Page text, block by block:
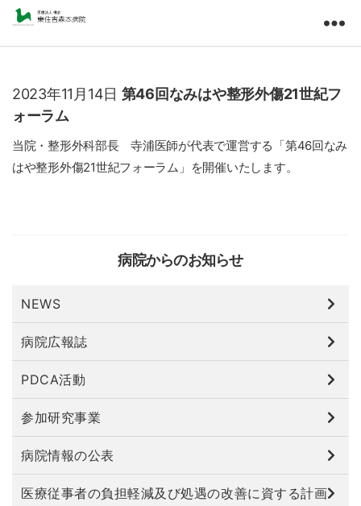
住
森
本
病
院
医
療
病院からのお知らせ
NEWS
病院広報誌
PDCA活動
参加研究事業
病院情報の公表
医療従事者の負担軽減及び処遇の改善に資する計画
2023年11月14日 第46回なみはや整形外傷21世紀フ
ォーラム
当院・整形外科部長 寺浦医師が代表で運営する「第46回なみ
はや整形外傷21世紀フォーラム」を開催いたします。